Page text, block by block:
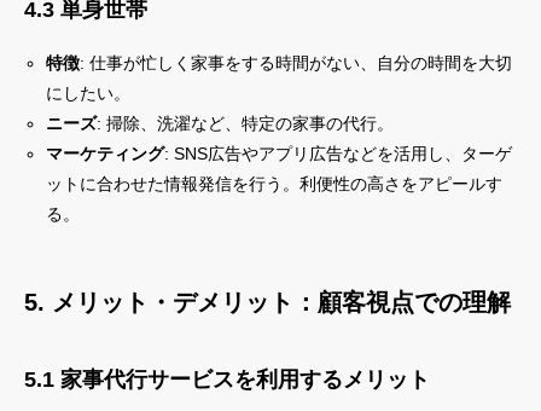
4.3 単身世帯
特徴: 仕事が忙しく家事をする時間がない、自分の時間を大切
にしたい。
ニーズ: 掃除、洗濯など、特定の家事の代行。
マーケティング: SNS広告やアプリ広告などを活用し、ターゲ
ットに合わせた情報発信を行う。利便性の高さをアピールす
る。
5. メリット・デメリット：顧客視点での理解
5.1 家事代行サービスを利用するメリット